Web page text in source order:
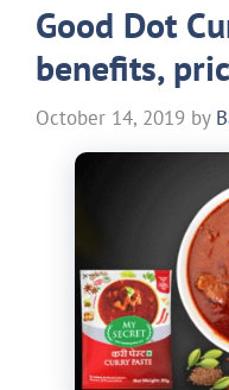
Good Dot
benefits,
October 14, 2019 by